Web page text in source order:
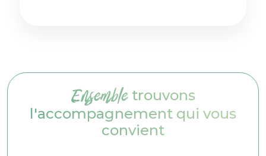
Ensembletrouvons
l'accompagnement qui vous
convient